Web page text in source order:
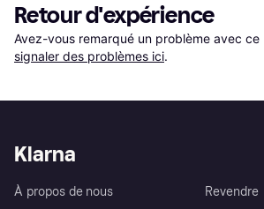
Retour d'expérience
Avez-vous remarqué un problème avec ce
signaler des problèmes ici.
Klarna
À propos de nous
Revendre